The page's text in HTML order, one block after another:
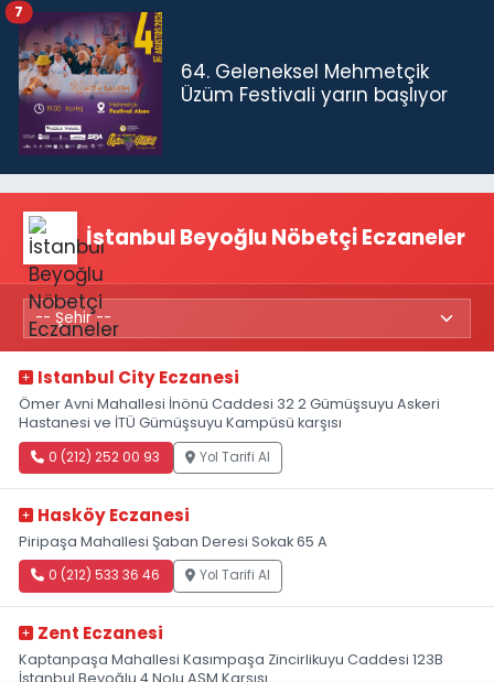
64. Geleneksel Mehmetçik
Üzüm Festivali yarın başlıyor
7
İstanbul Beyoğlu Nöbetçi Eczaneler
Istanbul City Eczanesi
Ömer Avni Mahallesi İnönü Caddesi 32 2 Gümüşsuyu Askeri
Hastanesi ve İTÜ Gümüşsuyu Kampüsü karşısı
0 (212) 252 00 93 Yol Tarifi Al
Hasköy Eczanesi
Piripaşa Mahallesi Şaban Deresi Sokak 65 A
0 (212) 533 36 46 Yol Tarifi Al
Zent Eczanesi
Kaptanpaşa Mahallesi Kasımpaşa Zincirlikuyu Caddesi 123B